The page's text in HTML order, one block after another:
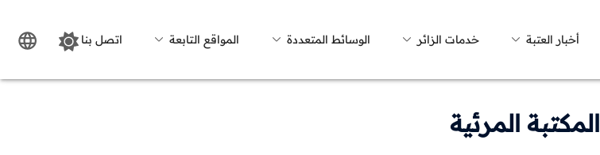
أخبار العتبة خدمات الزائر الوسائط المتعددة المواقع التابعة اتصل بنا
المكتبة المرئية